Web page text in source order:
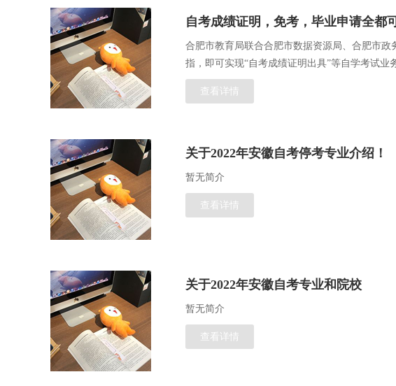
自考成绩证明，免考，毕业申请全都
合肥市教育局联合合肥市数据资源局、合肥市政
指，即可实现“自考成绩证明出具”等自学考试业
查看详情
关于2022年安徽自考停考专业介绍！
暂无简介
查看详情
关于2022年安徽自考专业和院校
暂无简介
查看详情